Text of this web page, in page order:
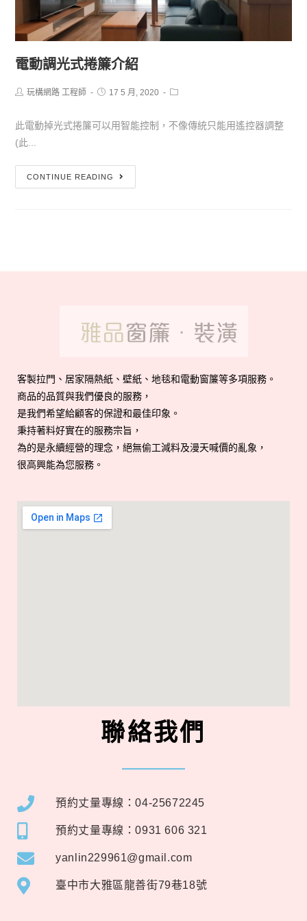
電動調光式捲簾介紹
玩構網路 工程師 17 5 月, 2020
此電動掉光式捲簾可以用智能控制，不像傳統只能用遙控器調整
(此...
CONTINUE READING
客製拉門、居家隔熱紙、壁紙、地毯和電動窗簾等多項服務。
商品的品質與我們優良的服務，
是我們希望給顧客的保證和最佳印象。
秉持著料好實在的服務宗旨，
為的是永續經營的理念，絕無偷工減料及漫天喊價的亂象，
很高興能為您服務。
聯絡我們
預約丈量專線：04-25672245
預約丈量專線：0931 606 321
yanlin229961@gmail.com
臺中市大雅區龍善街79巷18號